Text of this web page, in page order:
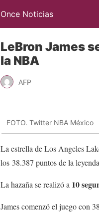
Once Noticias
LeBron James
la NBA
AFP
FOTO. Twitter NBA México
La estrella de Los Angeles
los 38.387 puntos de la
La hazaña se realizó a 10
James comenzó el juego con